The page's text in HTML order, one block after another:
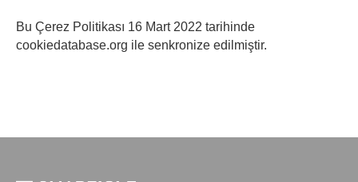
Bu Çerez Politikası 16 Mart 2022 tarihinde
cookiedatabase.org ile senkronize edilmiştir.